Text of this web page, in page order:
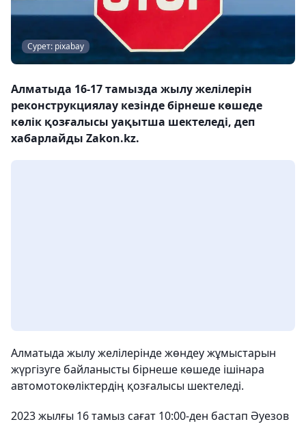
Сурет: pixabay
Алматыда 16-17 тамызда жылу желілерін
реконструкциялау кезінде бірнеше көшеде
көлік қозғалысы уақытша шектеледі, деп
хабарлайды Zakon.kz.
Алматыда жылу желілерінде жөндеу жұмыстарын
жүргізуге байланысты бірнеше көшеде ішінара
автомотокөліктердің қозғалысы шектеледі.
2023 жылғы 16 тамыз сағат 10:00-ден бастап Әуезов